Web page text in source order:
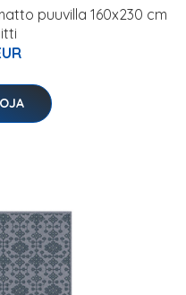
puuvilla 160x230 cm